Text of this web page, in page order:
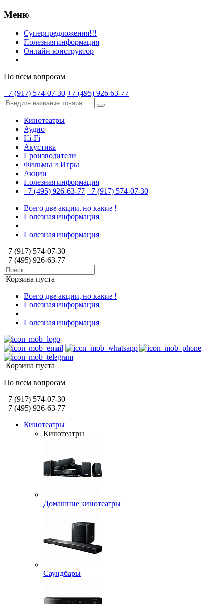
Меню
Суперпредложения!!!
Полезная информация
Онлайн конструктор
По всем вопросам
+7 (917) 574-07-30 +7 (495) 926-63-77
Кинотеатры
Аудио
Hi-Fi
Акустика
Производители
Фильмы и Игры
Акции
Полезная информация
+7 (495) 926-63-77 +7 (917) 574-07-30
Всего две акции, но какие !
Полезная информация
Полезная информация
+7 (917) 574-07-30
+7 (495) 926-63-77
Корзина пуста
Всего две акции, но какие !
Полезная информация
Полезная информация
Корзина пуста
По всем вопросам
+7 (917) 574-07-30
+7 (495) 926-63-77
Кинотеатры
Кинотеатры
Домашние кинотеатры
Саундбары